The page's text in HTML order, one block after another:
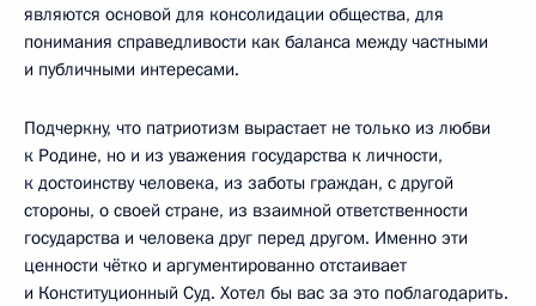
являются основой для консолидации общества, для
понимания справедливости как баланса между частными
и публичными интересами.
Подчеркну, что патриотизм вырастает не только из любви
к Родине, но и из уважения государства к личности,
к достоинству человека, из заботы граждан, с другой
стороны, о своей стране, из взаимной ответственности
государства и человека друг перед другом. Именно эти
ценности чётко и аргументированно отстаивает
и Конституционный Суд. Хотел бы вас за это поблагодарить.